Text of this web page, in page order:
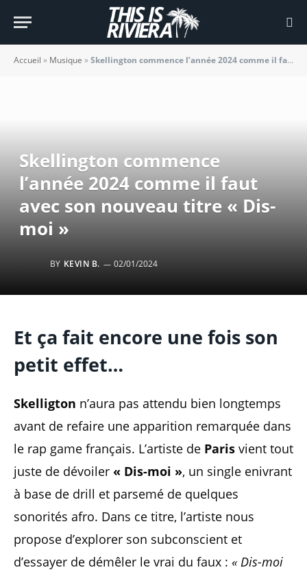
Accueil » Musique »Skellington commence l’année 2024 comme il faut avec son nouveau titre « Dis-moi »
Skellington commence
l’année 2024 comme il faut
avec son nouveau titre « Dis-
moi »
BY KEVIN B. 02/01/2024
Et ça fait encore une fois son
petit effet…
Skelligton n’aura pas attendu bien longtemps
avant de refaire une apparition remarquée dans
le rap game français. L’artiste de Paris vient tout
juste de dévoiler « Dis-moi », un single enivrant
à base de drill et parsemé de quelques
sonorités afro. Dans ce titre, l’artiste nous
propose d’explorer son subconscient et
d’essayer de démêler le vrai du faux : « Dis-moi